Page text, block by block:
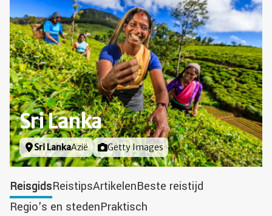
Sri Lanka
Locatie
Sri LankaAzië Foto door
Getty Images
ReisgidsReistipsArtikelenBeste reistijd
Regio's en stedenPraktisch